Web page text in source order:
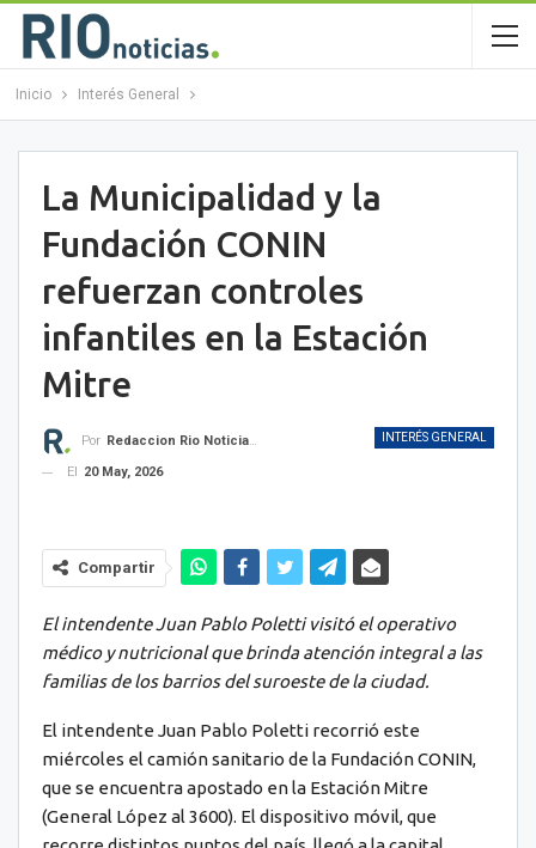
Inicio Interés General
La Municipalidad y la
Fundación CONIN
refuerzan controles
infantiles en la Estación
Mitre
INTERÉS GENERAL
Por Redaccion Rio Noticias OK
El
20 May, 2026
Compartir
El intendente Juan Pablo Poletti visitó el operativo
médico y nutricional que brinda atención integral a las
familias de los barrios del suroeste de la ciudad.
El intendente Juan Pablo Poletti recorrió este
miércoles el camión sanitario de la Fundación CONIN,
que se encuentra apostado en la Estación Mitre
(General López al 3600). El dispositivo móvil, que